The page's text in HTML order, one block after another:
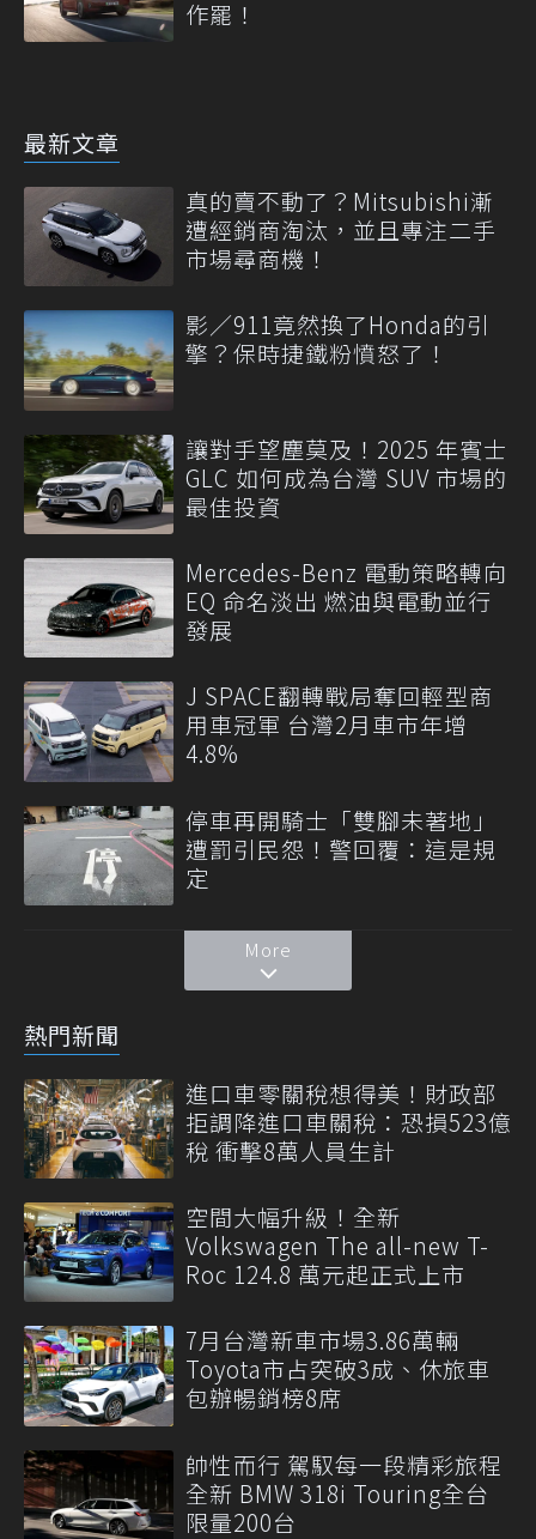
作罷！
最新文章
真的賣不動了？Mitsubishi漸
遭經銷商淘汰，並且專注二手
市場尋商機！
影／911竟然換了Honda的引
擎？保時捷鐵粉憤怒了！
讓對手望塵莫及！2025 年賓士
GLC 如何成為台灣 SUV 市場的
最佳投資
Mercedes-Benz 電動策略轉向
EQ 命名淡出 燃油與電動並行
發展
J SPACE翻轉戰局奪回輕型商
用車冠軍 台灣2月車市年增
4.8%
停車再開騎士「雙腳未著地」
遭罰引民怨！警回覆：這是規
定
More
熱門新聞
進口車零關稅想得美！財政部
拒調降進口車關稅：恐損523億
稅 衝擊8萬人員生計
空間大幅升級！全新
Volkswagen The all-new T-
Roc 124.8 萬元起正式上市
7月台灣新車市場3.86萬輛
Toyota市占突破3成、休旅車
包辦暢銷榜8席
帥性而行 駕馭每一段精彩旅程
全新 BMW 318i Touring全台
限量200台